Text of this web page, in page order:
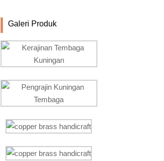
Galeri Produk